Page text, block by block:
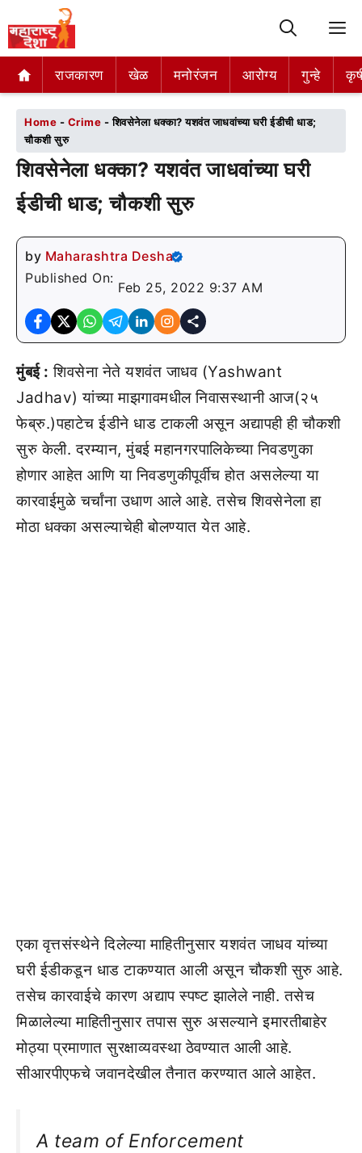
राजकारण खेळ मनोरंजन आरोग्य गुन्हे
राजकारण खेळ मनोरंजन आरोग्य गुन्हे
Home - Crime -शिवसेनेला धक्का? यशवंत जाधवांच्या घरी ईडीची धाड;
चौकशी सुरु
शिवसेनेला धक्का? यशवंत जाधवांच्या घरी
ईडीची धाड; चौकशी सुरु
by Maharashtra Desha
Published On:
Feb 25, 2022 9:37 AM
मुंबई : शिवसेना नेते यशवंत जाधव (Yashwant
Jadhav) यांच्या माझगावमधील निवासस्थानी आज(२५
फेब्रु.)पहाटेच ईडीने धाड टाकली असून अद्यापही ही चौकशी
सुरु केली. दरम्यान, मुंबई महानगरपालिकेच्या निवडणुका
होणार आहेत आणि या निवडणुकीपूर्वीच होत असलेल्या या
कारवाईमुळे चर्चांना उधाण आले आहे. तसेच शिवसेनेला हा
मोठा धक्का असल्याचेही बोलण्यात येत आहे.
एका वृत्तसंस्थेने दिलेल्या माहितीनुसार यशवंत जाधव यांच्या
घरी ईडीकडून धाड टाकण्यात आली असून चौकशी सुरु आहे.
तसेच कारवाईचे कारण अद्याप स्पष्ट झालेले नाही. तसेच
मिळालेल्या माहितीनुसार तपास सुरु असल्याने इमारतीबाहेर
मोठ्या प्रमाणात सुरक्षाव्यवस्था ठेवण्यात आली आहे.
सीआरपीएफचे जवानदेखील तैनात करण्यात आले आहेत.
A team of Enforcement